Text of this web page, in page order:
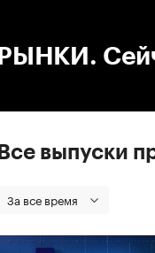
РЫНКИ.
Все выпуски
За все время